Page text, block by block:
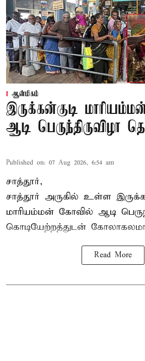
ஆன்மிகம்
இருக்கன்குடி
ஆடி பெருந்திருவிழா
Published on: 07 Aug 2026, 6:54 am
சாத்தூர்,
சாத்தூர் அருகில் உள்ள
மாரியம்மன் கோவில் ஆடி
கொடியேற்றத்துடன்
Read More